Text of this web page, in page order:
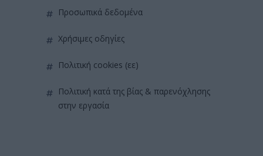
προσωπικά δεδομένα
χρήσιμες οδηγίες
πολιτική cookies (εε)
πολιτική κατά της βίας & παρενόχλησης
στην εργασία